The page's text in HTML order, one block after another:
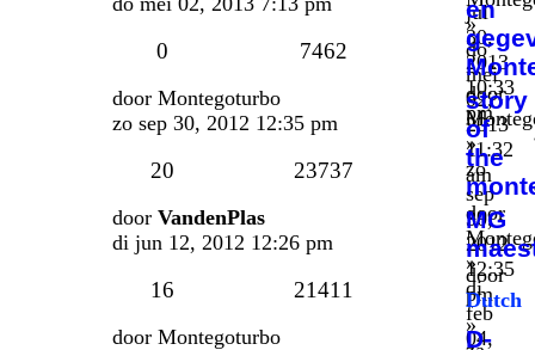
jul
30,
2013
10:33
pm
»
do
mei
02,
2013
11:32
am
en
door
»
zo
sep
30,
2012
12:35
pm
0 7462
door Montegoturbo
zo sep 30, 2012 12:35 pm
story
of
the
door
»
di
feb
04,
20 23737
door VandenPlas
di jun 12, 2012 12:26 pm
MG
door
Dutch
»
16 21411
door Montegoturbo
D-